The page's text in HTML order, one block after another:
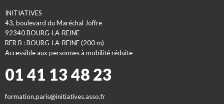
INITIATIVES
43, boulevard du Maréchal Joffre
92340 BOURG-LA-REINE
RER B : BOURG-LA-REINE (200 m)
Accessible aux personnes à mobilité réduite
01 41 13 48 23
formation.paris@initiatives.asso.fr